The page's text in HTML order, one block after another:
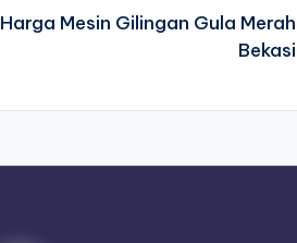
Harga Mesin Gilingan Gula Merah
Bekasi